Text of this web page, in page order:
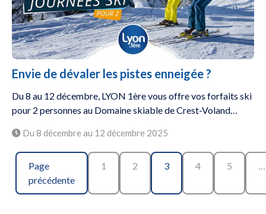
Envie de dévaler les pistes enneigée ?
Du 8 au 12 décembre, LYON 1ère vous offre vos forfaits ski
pour 2 personnes au Domaine skiable de Crest-Voland…
Du 8 décembre au 12 décembre 2025
Page
précédente
1 2 3 4 5 …